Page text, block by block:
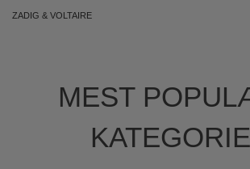
ZADIG & VOLTAIRE
MEST